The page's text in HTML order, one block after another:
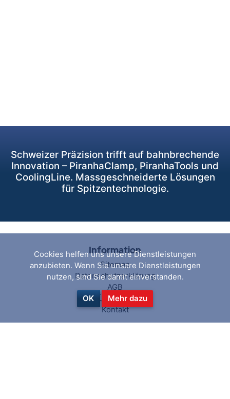
Schweizer Präzision trifft auf bahnbrechende
Innovation – PiranhaClamp, PiranhaTools und
CoolingLine. Massgeschneiderte Lösungen
für Spitzentechnologie.
Information
Sitemap
Datenschutzerklärung
AGB
Über uns
Kontakt
Cookies helfen uns unsere Dienstleistungen
anzubieten. Wenn Sie unsere Dienstleistungen
nutzen, sind Sie damit einverstanden.
OK Mehr dazu